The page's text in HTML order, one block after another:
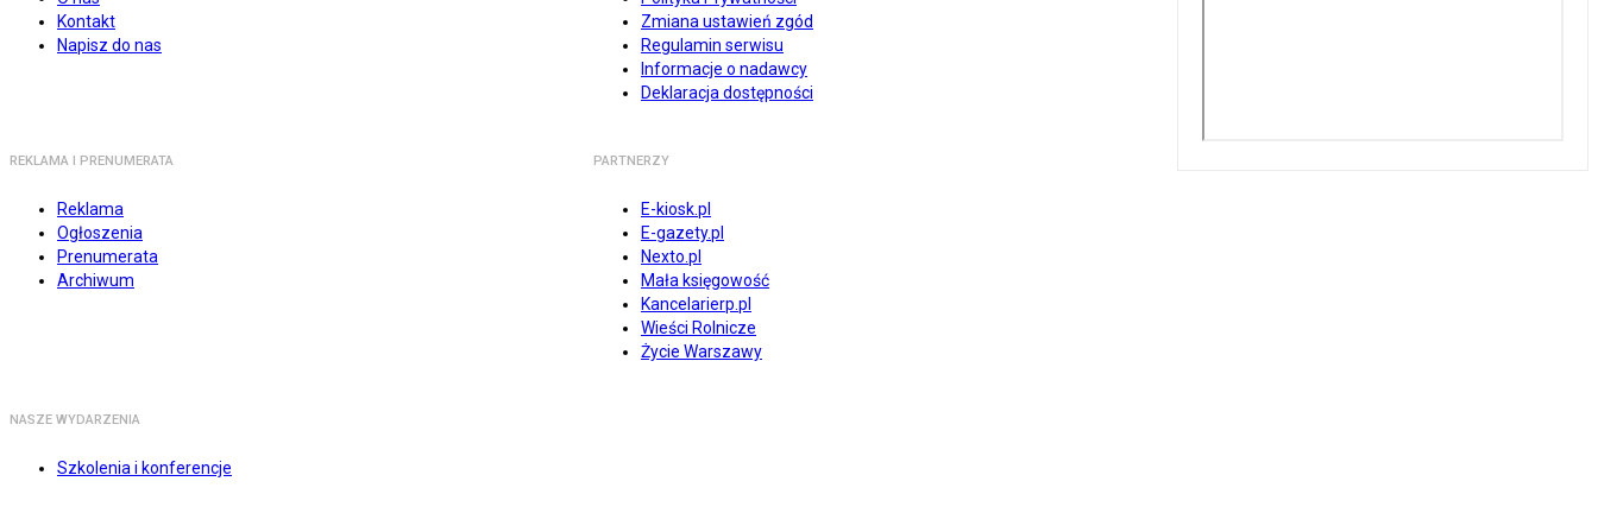
Kontakt
Napisz do nas
Zmiana ustawień zgód
Regulamin serwisu
Informacje o nadawcy
Deklaracja dostępności
REKLAMA I PRENUMERATA
Reklama
Ogłoszenia
Prenumerata
Archiwum
PARTNERZY
E-kiosk.pl
E-gazety.pl
Nexto.pl
Mała księgowość
Kancelarierp.pl
Wieści Rolnicze
Życie Warszawy
NASZE WYDARZENIA
Szkolenia i konferencje